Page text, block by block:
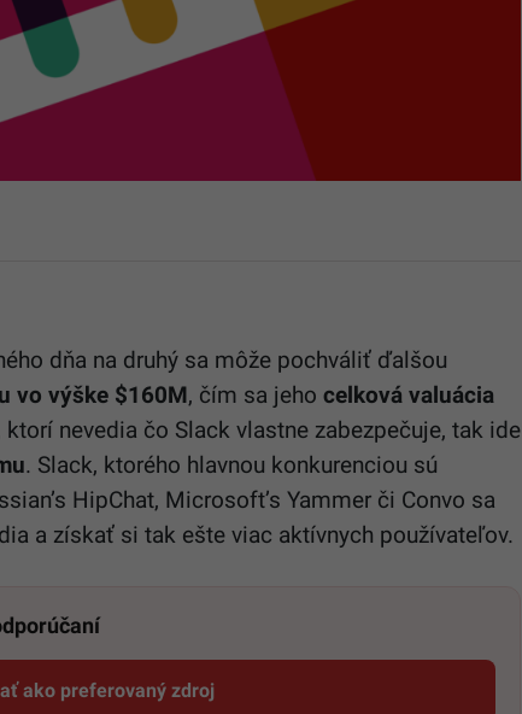
dňa na druhý sa môže pochváliť ďalšou
vo výške $160M, čím sa jeho celková valuácia
ktorí nevedia čo Slack vlastne zabezpečuje, tak ide
. Slack, ktorého hlavnou konkurenciou sú
HipChat, Microsoft’s Yammer či Convo sa
a získať si tak ešte viac aktívnych používateľov.
ako preferovaný zdroj
Startitup, odkaz sa otvorí v novom okne